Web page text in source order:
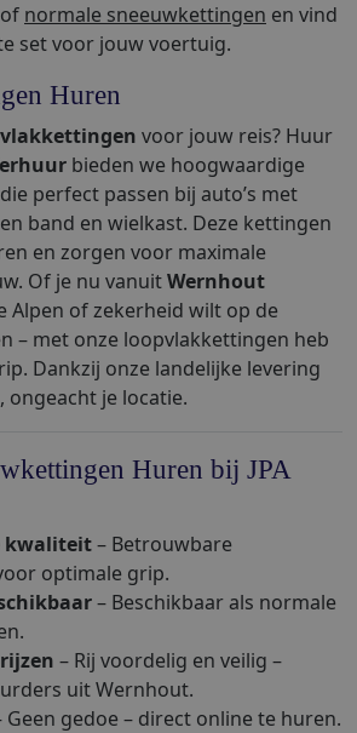
of normale sneeuwkettingen en vind
set voor jouw voertuig.
Huren
voor jouw reis? Huur
bieden we hoogwaardige
perfect passen bij auto’s met
band en wielkast. Deze kettingen
en zorgen voor maximale
Of je nu vanuitWernhout
of zekerheid wilt op de
– met onze loopvlakkettingen heb
Dankzij onze landelijke levering
ongeacht je locatie.
Huren bij JPA
kwaliteit– Betrouwbare
optimale grip.
– Beschikbaar als normale
– Rij voordelig en veilig –
uit Wernhout.
Geen gedoe – direct online te huren.